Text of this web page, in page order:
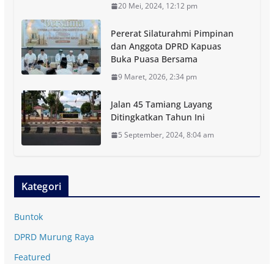
20 Mei, 2024, 12:12 pm
Pererat Silaturahmi Pimpinan
dan Anggota DPRD Kapuas
Buka Puasa Bersama
9 Maret, 2026, 2:34 pm
Jalan 45 Tamiang Layang
Ditingkatkan Tahun Ini
5 September, 2024, 8:04 am
Kategori
Buntok
DPRD Murung Raya
Featured